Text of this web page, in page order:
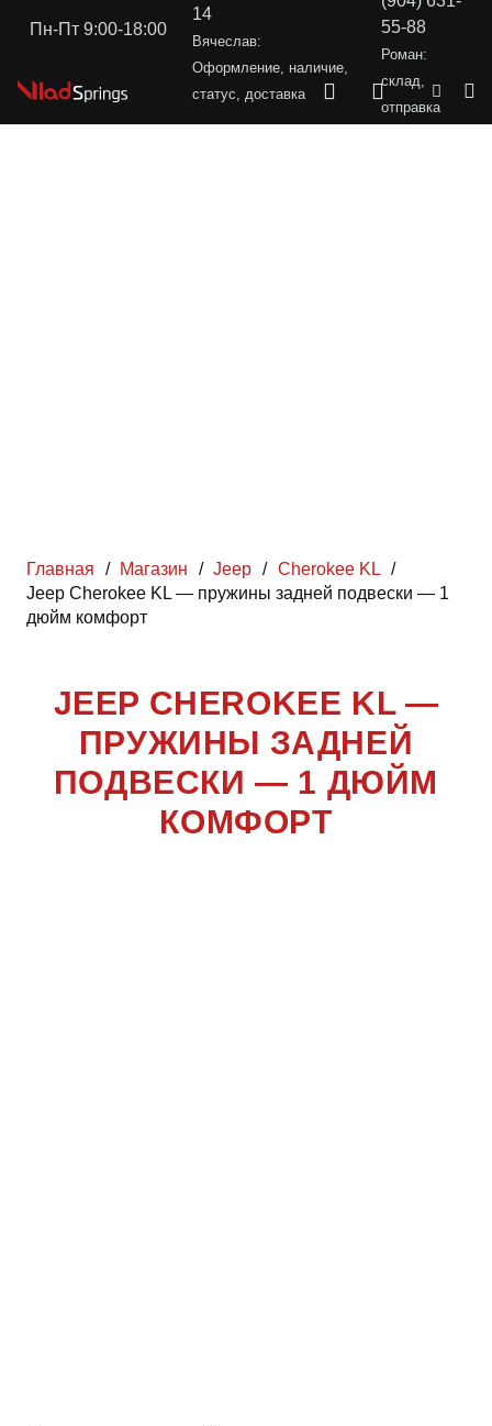
Пн-Пт 9:00-18:00
14
Вячеслав:
Оформление, наличие,
статус, доставка
55-88
Роман:
склад,
отправка
Главная / Магазин / Jeep / Cherokee KL /
Jeep Cherokee KL — пружины задней подвески — 1
дюйм комфорт
JEEP CHEROKEE KL —
ПРУЖИНЫ ЗАДНЕЙ
ПОДВЕСКИ — 1 ДЮЙМ
КОМФОРТ